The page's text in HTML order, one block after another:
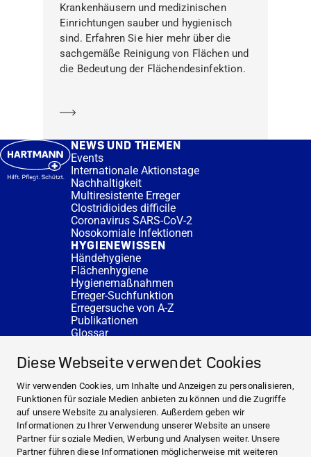
Diese Webseite verwendet Cookies
Wir verwenden Cookies, um Inhalte und Anzeigen zu personalisieren,
Funktionen für soziale Medien anbieten zu können und die Zugriffe
auf unsere Website zu analysieren. Außerdem geben wir
Informationen zu Ihrer Verwendung unserer Website an unsere
Partner für soziale Medien, Werbung und Analysen weiter. Unsere
Partner führen diese Informationen möglicherweise mit weiteren
Krankenhäusern und medizinischen
Einrichtungen sauber und hygienisch
sind. Erfahren Sie hier mehr über die
sachgemäße Reinigung von Flächen und
die Bedeutung der Flächendesinfektion.
NEWS UND THEMEN
Events
Internationale Aktionstage
Nachhaltigkeit
Multiresistente Erreger
Clostridioides difficile
Coronavirus SARS-CoV-2
Nosokomiale Infektionen
HYGIENEWISSEN
Händehygiene
Flächenhygiene
Hygienemaßnahmen
Erreger-Suchfunktion
Erregersuche von A-Z
Publikationen
Glossar
SERVICE
Fachberatung
DESINFACTS
Newsletter
Konzentrat-Rechner
Weiterführende Links
Über uns
Fachberatung